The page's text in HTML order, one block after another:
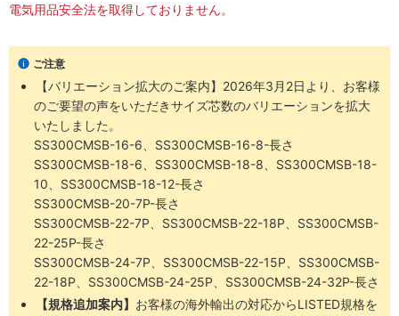
電気用品安全法を取得しておりません。
ご注意
【バリエーション拡大のご案内】2026年3月2日より、お客様
のご要望の声をいただきサイズ芯数のバリエーションを拡大
いたしました。
SS300CMSB-16-6、SS300CMSB-16-8-長さ
SS300CMSB-18-6、SS300CMSB-18-8、SS300CMSB-18-
10、SS300CMSB-18-12-長さ
SS300CMSB-20-7P-長さ
SS300CMSB-22-7P、SS300CMSB-22-18P、SS300CMSB-
22-25P-長さ
SS300CMSB-24-7P、SS300CMSB-22-15P、SS300CMSB-
22-18P、SS300CMSB-24-25P、SS300CMSB-24-32P-長さ
【規格追加案内】 お客様の海外輸出の対応からLISTED規格を